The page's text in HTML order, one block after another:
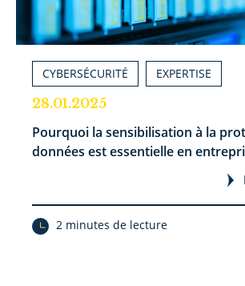
CYBERSÉCURITÉ EXPERTISE
28.01.2025
Pourquoi la sensibilisation à la
données est essentielle en
2 minutes de lecture